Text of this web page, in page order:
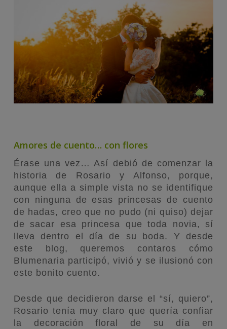
Amores de cuento… con flores
Érase una vez… Así debió de comenzar la
historia de Rosario y Alfonso, porque,
aunque ella a simple vista no se identifique
con ninguna de esas princesas de cuento
de hadas, creo que no pudo (ni quiso) dejar
de sacar esa princesa que toda novia, sí
lleva dentro el día de su boda. Y desde
este blog, queremos contaros cómo
Blumenaria participó, vivió y se ilusionó con
este bonito cuento.
Desde que decidieron darse el “sí, quiero”,
Rosario tenía muy claro que quería confiar
la decoración floral de su día en